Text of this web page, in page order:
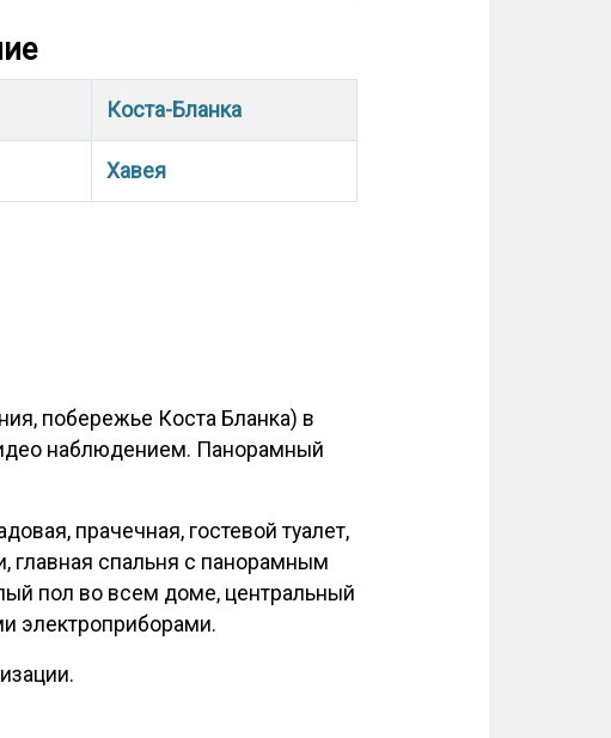
Коста-Бланка
Хавея
побережье Коста Бланка) в
наблюдением. Панорамный
прачечная, гостевой туалет,
главная спальня с панорамным
пол во всем доме, центральный
электроприборами.